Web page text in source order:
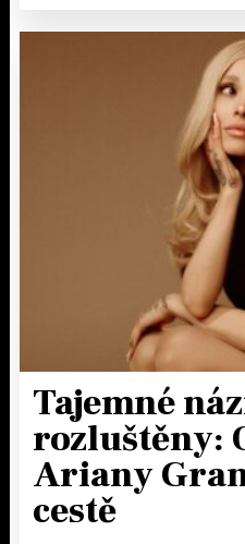
Tajemné
rozluštěny:
Ariany
cestě